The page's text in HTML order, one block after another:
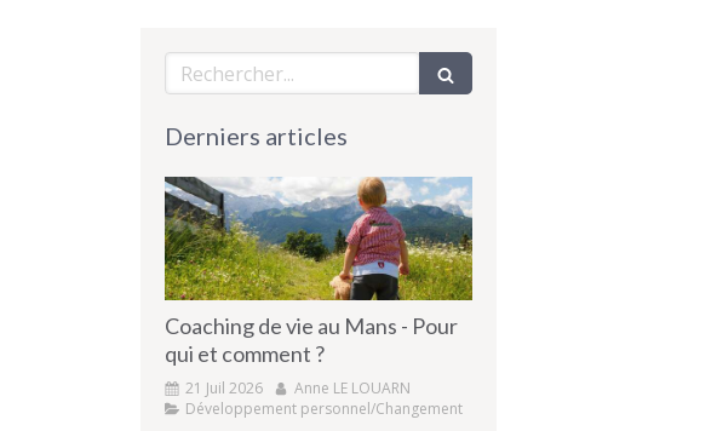
Rechercher
Derniers articles
Coaching de vie au Mans - Pour
qui et comment ?
21 Juil 2026
Anne LE LOUARN
Développement personnel/Changement